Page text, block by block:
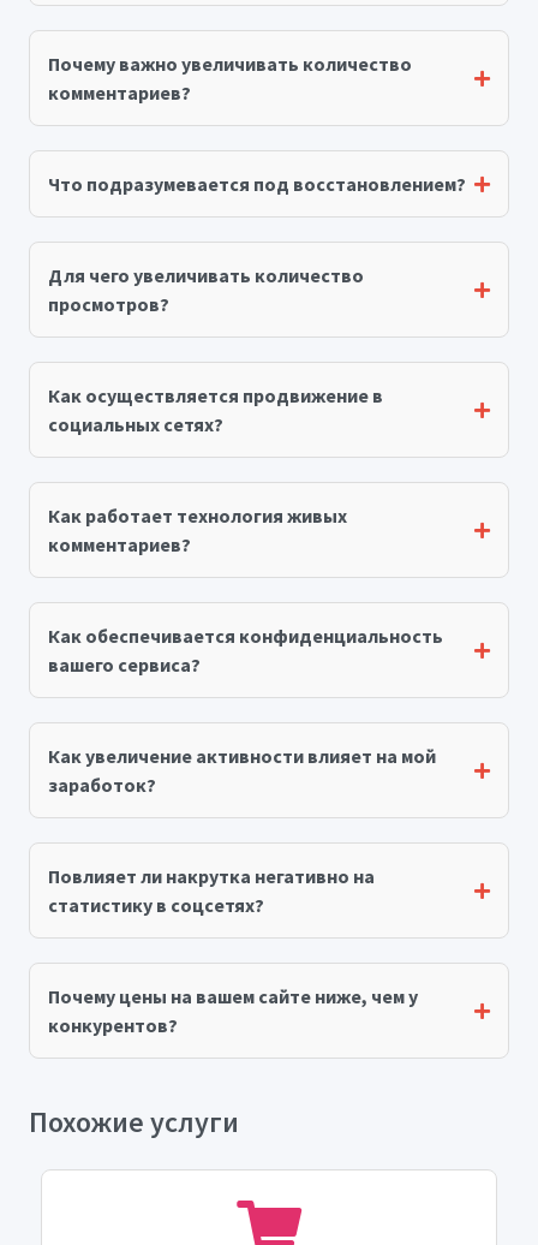
Почему важно увеличивать количество
комментариев?
Что подразумевается под восстановлением?
Для чего увеличивать количество
просмотров?
Как осуществляется продвижение в
социальных сетях?
Как работает технология живых
комментариев?
Как обеспечивается конфиденциальность
вашего сервиса?
Как увеличение активности влияет на мой
заработок?
Повлияет ли накрутка негативно на
статистику в соцсетях?
Почему цены на вашем сайте ниже, чем у
конкурентов?
Похожие услуги